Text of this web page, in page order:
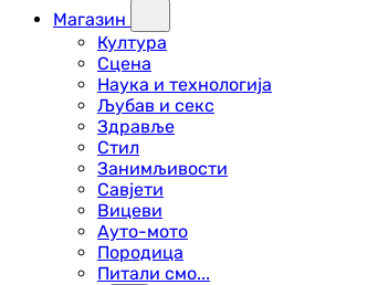
Магазин
Култура
Сцена
Наука и технологија
Љубав и секс
Здравље
Стил
Занимљивости
Савјети
Вицеви
Ауто-мото
Породица
Питали смо...